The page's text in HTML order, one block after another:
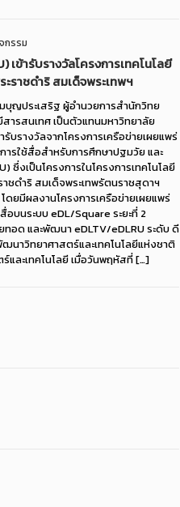
กรรม
เข้ารับรางวัลโครงการเทคโนโลยี
ราชดำริ สมเด็จพระเทพฯ
บุญประเสริฐ ผู้อำนวยการสำนักวิทย
สารสนเทศ เป็นตัวแทนมหาวิทยาลัย
บรางวัลจากโครงการเครือข่ายเผยแพร่
รใช้สื่อสำหรับการศึกษาปฐมวัย และ
ซึ่งเป็นโครงการในโครงการเทคโนโลยี
ชดำริ สมเด็จพระเทพรัตนราชสุดาฯ
ดยมีผลงานโครงการเครือข่ายเผยแพร่
บนระบบ eDL/Square ระยะที่ 2
ทอด และพัฒนา eDLTV/eDLRU ระดับ ดี
นาวิทยาศาสตร์และเทคโนโลยีแห่งชาติ
และเทคโนโลยี เมื่อวันพฤหัสที่ […]